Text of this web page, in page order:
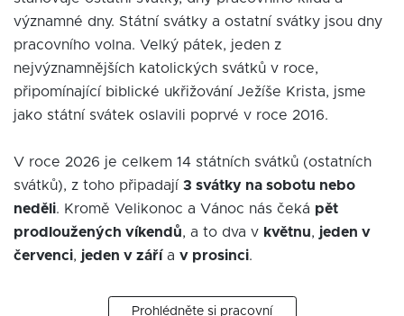
významné dny. Státní svátky a ostatní svátky jsou dny
pracovního volna. Velký pátek, jeden z
nejvýznamnějších katolických svátků v roce,
připomínající biblické ukřižování Ježíše Krista, jsme
jako státní svátek oslavili poprvé v roce 2016.
V roce 2026 je celkem 14 státních svátků (ostatních
svátků), z toho připadají 3 svátky na sobotu nebo
neděli. Kromě Velikonoc a Vánoc nás čeká pět
prodloužených víkendů, a to dva v květnu, jeden v
červenci, jeden v září a v prosinci.
Prohlédněte si pracovní